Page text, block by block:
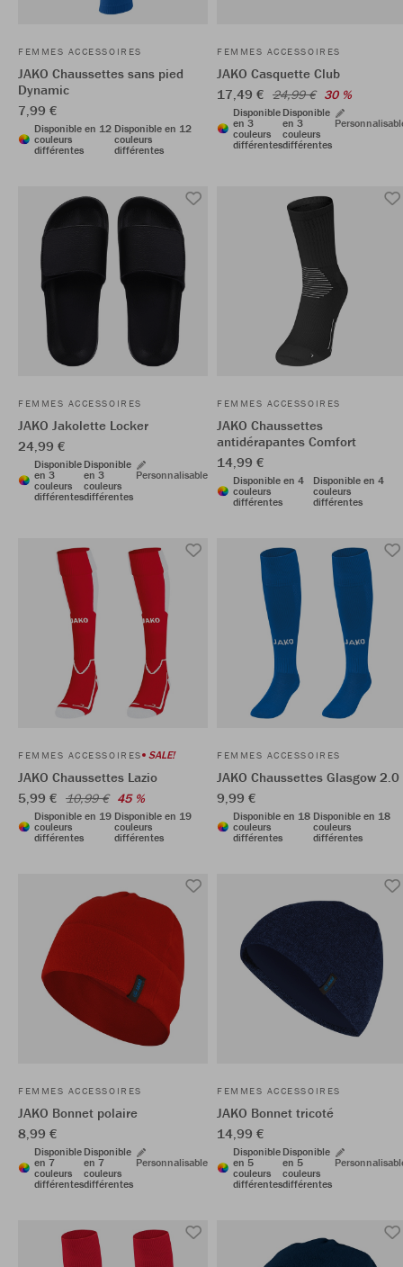
FEMMES ACCESSOIRES
JAKO Chaussettes sans pied
Dynamic
7,99 €
Disponible en 12
couleurs
différentes
Disponible en 12
couleurs
différentes
FEMMES ACCESSOIRES
JAKO Casquette Club
17,49 € 24,99 € 30 %
Disponible
en 3
couleurs
différentes
Disponible
en 3
couleurs
différentes
FEMMES ACCESSOIRES
JAKO Jakolette Locker
24,99 €
Disponible
en 3
couleurs
différentes
Disponible
en 3
couleurs
différentes
Personnalisable
FEMMES ACCESSOIRES
JAKO Chaussettes
antidérapantes Comfort
14,99 €
Disponible en 4
couleurs
différentes
Disponible en 4
couleurs
différentes
FEMMES ACCESSOIRES SALE!
JAKO Chaussettes Lazio
5,99 € 10,99 € 45 %
Disponible en 19
couleurs
différentes
Disponible en 19
couleurs
différentes
FEMMES ACCESSOIRES
JAKO Chaussettes Glasgow 2.0
9,99 €
Disponible en 18
couleurs
différentes
Disponible en 18
couleurs
différentes
FEMMES ACCESSOIRES
JAKO Bonnet polaire
8,99 €
Disponible
en 7
couleurs
différentes
Disponible
en 7
couleurs
différentes
Personnalisable
FEMMES ACCESSOIRES
JAKO Bonnet tricoté
14,99 €
Disponible
en 5
couleurs
différentes
Disponible
en 5
couleurs
différentes